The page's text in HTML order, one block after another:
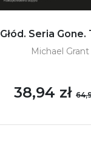
Głód. Seria Gone.
Michael Grant
38,94 zł